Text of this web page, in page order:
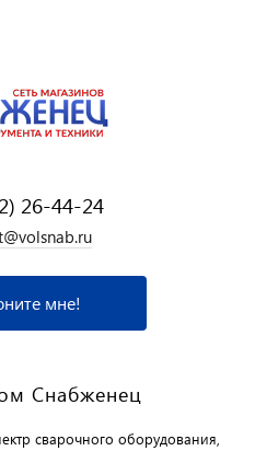
26-44-24
мне!
Снабженец
сварочного оборудования,